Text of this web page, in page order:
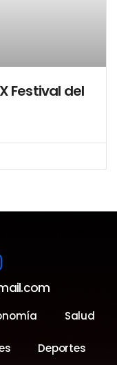
Festival del
Salud
Deportes